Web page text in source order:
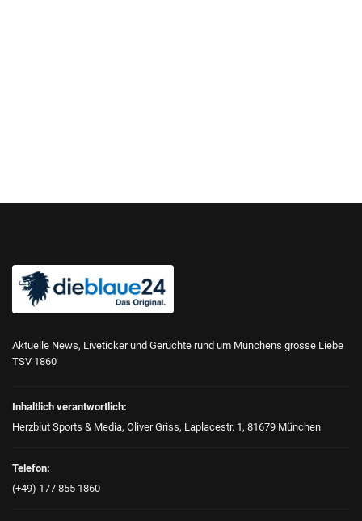
Aktuelle News, Liveticker und Gerüchte rund um Münchens grosse Liebe
TSV 1860
Inhaltlich verantwortlich:
Herzblut Sports & Media, Oliver Griss, Laplacestr. 1, 81679 München
Telefon:
(+49) 177 855 1860